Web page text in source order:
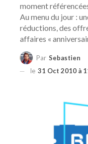
moment
Au menu du jour :
réductions, des
affaires «
Par Sebastien
le 31 Oct 2010 à